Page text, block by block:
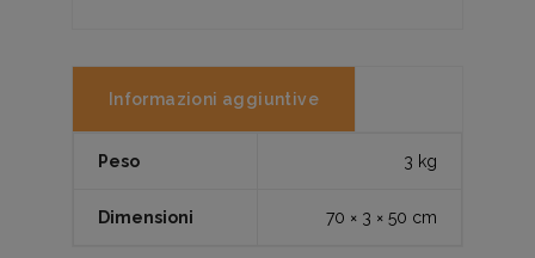
Informazioni aggiuntive
Peso 3 kg
Dimensioni 70 × 3 × 50 cm